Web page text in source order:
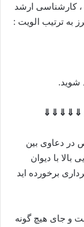
در این زمینه ، کارشناسی ارشد
به ترتیب الویت :
شوید.
⇓⇓⇓⇓⇓
در دعاوی بین
، و آشنایی بالا با دیوان
برخورده اید
و جای هیچ گونه